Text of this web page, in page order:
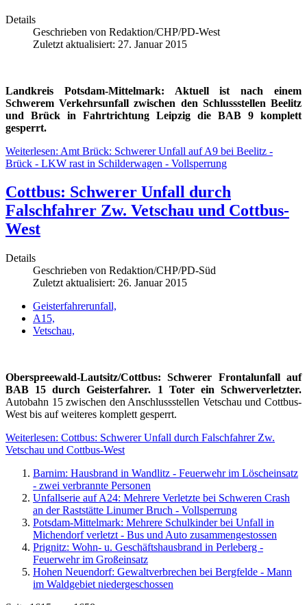
Details
Geschrieben von Redaktion/CHP/PD-West
Zuletzt aktualisiert: 27. Januar 2015
Landkreis Potsdam-Mittelmark: Aktuell ist nach einem
Schwerem Verkehrsunfall zwischen den Schlussstellen Beelitz
und Brück in Fahrtrichtung Leipzig die BAB 9 komplett
gesperrt.
Weiterlesen: Amt Brück: Schwerer Unfall auf A9 bei Beelitz -
Brück - LKW rast in Schilderwagen - Vollsperrung
Cottbus: Schwerer Unfall durch
Falschfahrer Zw. Vetschau und Cottbus-
West
Details
Geschrieben von Redaktion/CHP/PD-Süd
Zuletzt aktualisiert: 26. Januar 2015
Geisterfahrerunfall,
A15,
Vetschau,
Oberspreewald-Lautsitz/Cottbus: Schwerer Frontalunfall auf
BAB 15 durch Geisterfahrer. 1 Toter ein Schwerverletzter.
Autobahn 15 zwischen den Anschlussstellen Vetschau und Cottbus-
West bis auf weiteres komplett gesperrt.
Weiterlesen: Cottbus: Schwerer Unfall durch Falschfahrer Zw.
Vetschau und Cottbus-West
Barnim: Hausbrand in Wandlitz - Feuerwehr im Löscheinsatz
- zwei verbrannte Personen
Unfallserie auf A24: Mehrere Verletzte bei Schweren Crash
an der Raststätte Linumer Bruch - Vollsperrung
Potsdam-Mittelmark: Mehrere Schulkinder bei Unfall in
Michendorf verletzt - Bus und Auto zusammengestossen
Prignitz: Wohn- u. Geschäftshausbrand in Perleberg -
Feuerwehr im Großeinsatz
Hohen Neuendorf: Gewaltverbrechen bei Bergfelde - Mann
im Waldgebiet niedergeschossen